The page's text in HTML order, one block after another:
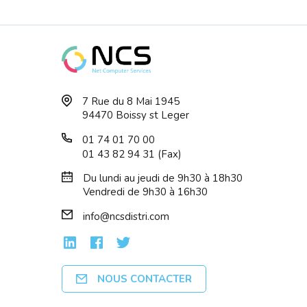
Intel Core
Ryzen AI Max P...
7 Rue du 8 Mai 1945
94470 Boissy st Leger
01 74 01 70 00
01 43 82 94 31 (Fax)
Du lundi au jeudi de 9h30 à 18h30
Vendredi de 9h30 à 16h30
info@ncsdistri.com
NOUS CONTACTER